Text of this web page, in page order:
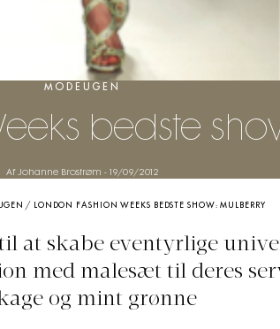
MODEUGEN
bedste
Af Johanne Brostrøm - 19/09/2012
/ LONDON FASHION WEEKS BEDSTE SHOW: MULBERRY
at skabe eventyrlige
med malesæt til deres
og mint grønne